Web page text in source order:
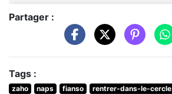
Partager :
Tags :
zaho naps fianso rentrer-dans-le-cercle